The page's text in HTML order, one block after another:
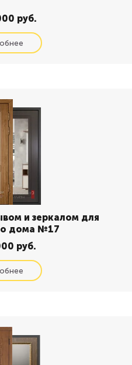
руб.
и зеркалом для
дома №17
руб.